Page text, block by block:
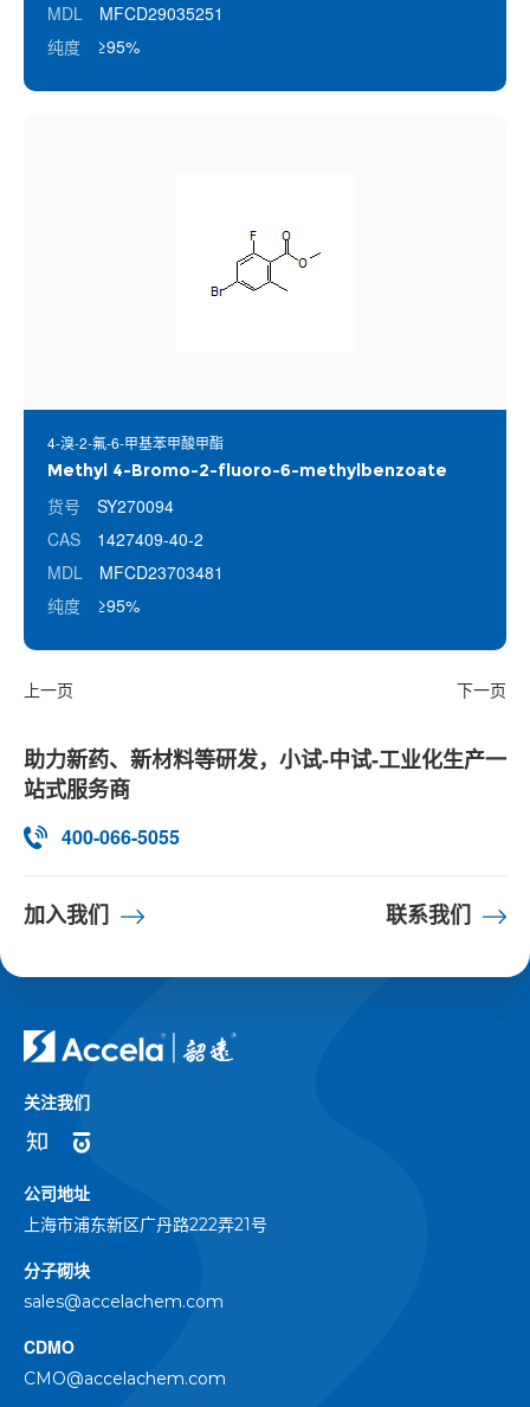
MDL
MFCD29035251
纯度
≥95%
4-溴-2-氟-6-甲基苯甲酸甲酯
Methyl 4-Bromo-2-fluoro-6-methylbenzoate
货号
SY270094
CAS
1427409-40-2
MDL
MFCD23703481
纯度
≥95%
上一页 下一页
助力新药、新材料等研发，小试-中试-工业化生产一
站式服务商
400-066-5055
加入我们 联系我们
关注我们
公司地址
上海市浦东新区广丹路222弄21号
分子砌块
sales@accelachem.com
CDMO
CMO@accelachem.com